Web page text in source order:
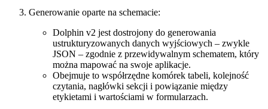
Generowanie oparte na schemacie:
Dolphin v2 jest dostrojony do generowania
ustrukturyzowanych danych wyjściowych – zwykle
JSON – zgodnie z przewidywalnym schematem, który
można mapować na swoje aplikacje.
Obejmuje to współrzędne komórek tabeli, kolejność
czytania, nagłówki sekcji i powiązanie między
etykietami i wartościami w formularzach.